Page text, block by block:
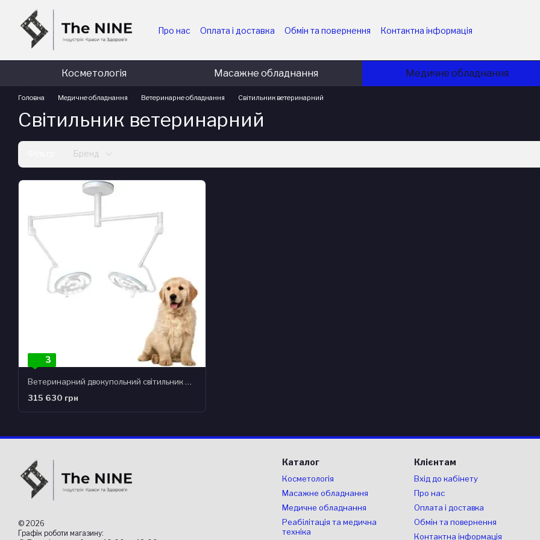
Перейти до основного контенту
Про нас Оплата і доставка Обмін та повернення
Контактна інформація
Косметологія Масажне обладнання Медичне обладнання
Головна Медичне обладнання Ветеринарне обладнання Світильник ветеринарний
Світильник ветеринарний
Бренд
3
Ветеринарний двокупольний світильник HyLed 580/580 Vet
315 630 грн
© 2026
Графік роботи магазину:
Каталог
Косметологія
Масажне обладнання
Медичне обладнання
Реабілітація та медична
техніка
Клієнтам
Вхід до кабінету
Про нас
Оплата і доставка
Обмін та повернення
Контактна інформація